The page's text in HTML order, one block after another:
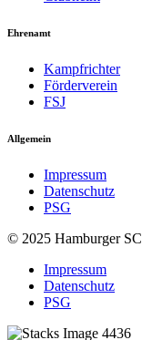
Ehrenamt
Kampfrichter
Förderverein
FSJ
Allgemein
Impressum
Datenschutz
PSG
© 2025 Hamburger SC
Impressum
Datenschutz
PSG